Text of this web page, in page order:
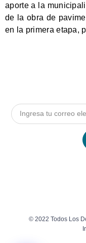
aporte a la
de la obra de
en la primera etapa,
© 2022 Todos Los